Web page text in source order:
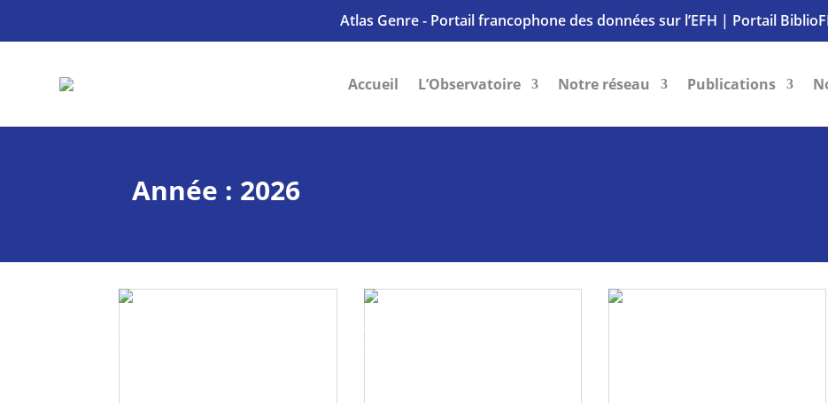
Atlas Genre - Portail francophone des données sur l’EFH | Portail
Accueil L’Observatoire Notre réseau Publications
Année : 2026